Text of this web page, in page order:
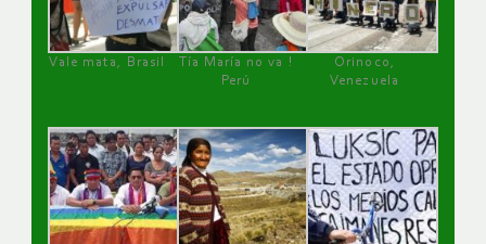
Vale mata, Brasil
Tía María no va !
Perú
Orinoco,
Venezuela